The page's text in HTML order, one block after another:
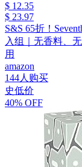
$ 12.35
$ 23.97
S&S 65折！
入组｜无香料、
用
amazon
144人购买
史低价
40% OFF